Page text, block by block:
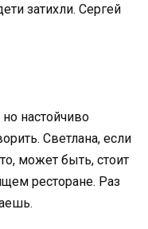
затихли. Сергей
настойчиво
Светлана, если
может быть, стоит
ресторане. Раз